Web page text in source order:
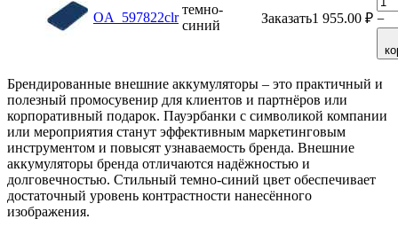
OA_597822clr
темно-
синий
Заказать1 955.00 ₽ −
Брендированные внешние аккумуляторы – это практичный и
полезный промосувенир для клиентов и партнёров или
корпоративный подарок. Пауэрбанки с символикой компании
или мероприятия станут эффективным маркетинговым
инструментом и повысят узнаваемость бренда. Внешние
аккумуляторы бренда отличаются надёжностью и
долговечностью. Стильный темно-синий цвет обеспечивает
достаточный уровень контрастности нанесённого
изображения.